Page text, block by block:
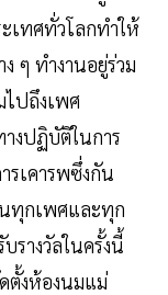
เทศทั่วโลกทำให้
ๆ ทำงานอยู่ร่วม
ไปถึงเพศ
งปฏิบัติในการ
รเคารพซึ่งกัน
ทุกเพศและทุก
รางวัลในครั้งนี้
ตั้งห้องนมแม่